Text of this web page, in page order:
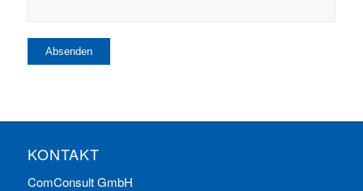
KONTAKT
ComConsult GmbH